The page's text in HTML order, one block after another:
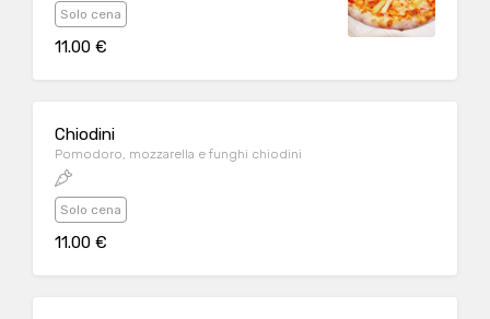
Solo cena
11.00 €
Chiodini
Pomodoro, mozzarella e funghi chiodini
Solo cena
11.00 €